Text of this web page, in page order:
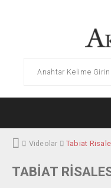
Videolar Tabiat
TABIAT